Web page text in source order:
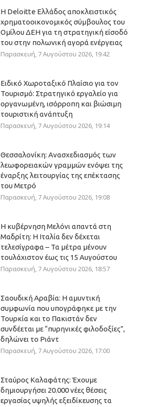
Η Deloitte Ελλάδος αποκλειστικός
χρηματοοικονομικός σύμβουλος του
Ομίλου ΔΕΗ για τη στρατηγική είσοδό
του στην πολωνική αγορά ενέργειας
Παρασκευή, 7 Αυγούστου 2026, 19:42
Ειδικό Χωροταξικό Πλαίσιο για τον
Τουρισμό: Στρατηγικό εργαλείο για
οργανωμένη, ισόρροπη και βιώσιμη
τουριστική ανάπτυξη
Παρασκευή, 7 Αυγούστου 2026, 19:14
Θεσσαλονίκη: Ανασχεδιασμός των
λεωφορειακών γραμμών ενόψει της
έναρξης λειτουργίας της επέκτασης
του Μετρό
Παρασκευή, 7 Αυγούστου 2026, 19:08
Η κυβέρνηση Μελόνι απαντά στη
Μαδρίτη: Η Ιταλία δεν δέχεται
τελεσίγραφα – Τα μέτρα μένουν
τουλάχιστον έως τις 15 Αυγούστου
Παρασκευή, 7 Αυγούστου 2026, 18:57
Σαουδική Αραβία: Η αμυντική
συμφωνία που υπογράφηκε με την
Τουρκία και το Πακιστάν δεν
συνδέεται με “πυρηνικές φιλοδοξίες”,
δηλώνει το Ριάντ
Παρασκευή, 7 Αυγούστου 2026, 17:00
Σταύρος Καλαφάτης: Έχουμε
δημιουργήσει 20.000 νέες θέσεις
εργασίας υψηλής εξειδίκευσης τα